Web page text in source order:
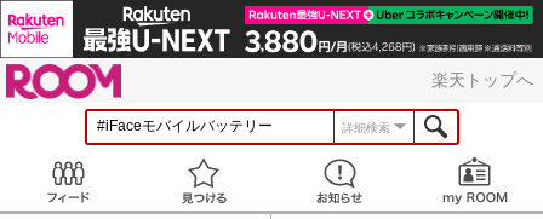
楽天トップへ
詳細検索
見つける お知らせ